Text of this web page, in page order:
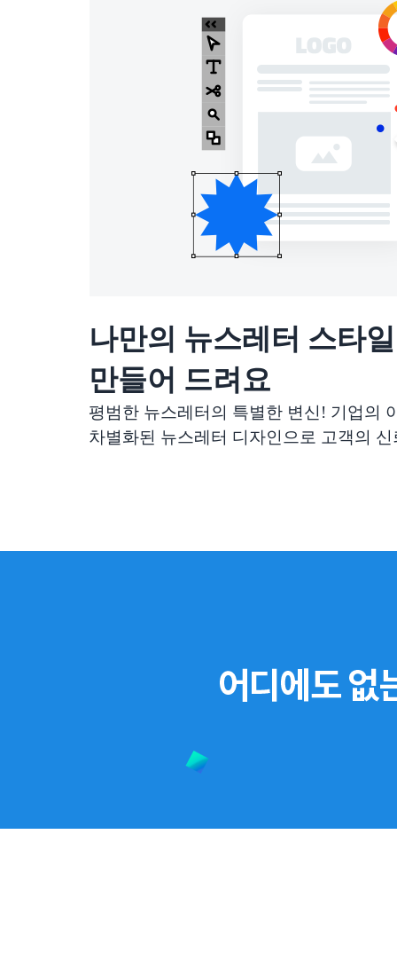
나만의 뉴스레터 스타
만들어 드려요
평범한 뉴스레터의 특별한 변신! 기업의
차별화된 뉴스레터 디자인으로 고객의